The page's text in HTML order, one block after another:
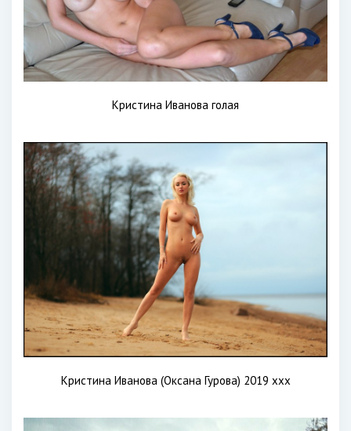
Кристина Иванова голая
Кристина Иванова (Оксана Гурова) 2019 xxx